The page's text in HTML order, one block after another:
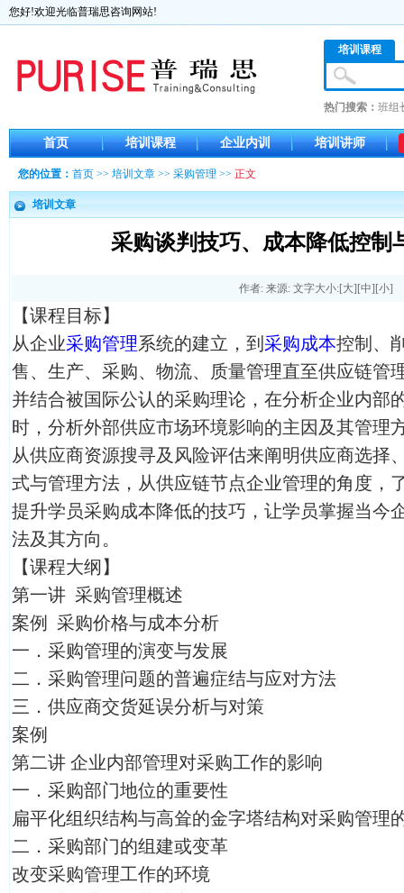
您好!欢迎光临普瑞思咨询网站!
培训课程
热门搜索： 班组
首页 培训课程 企业内训 培训讲师
您的位置： 首页 >> 培训文章 >> 采购管理 >> 正文
培训文章
采购谈判技巧、成本降低控制
作者: 来源: 文字大小:[大][中][小]
【课程目标】
从企业采购管理系统的建立，到 采购成本控制、
售、生产、采购、物流、质量管理直至供应链管
并结合被国际公认的采购理论，在分析企业内部
时，分析外部供应市场环境影响的主因及其管理
从供应商资源搜寻及风险评估来阐明供应商选择
式与管理方法，从供应链节点企业管理的角度，
提升学员采购成本降低的技巧，让学员掌握当今
法及其方向。
【课程大纲】
第一讲 采购管理概述
案例 采购价格与成本分析
一．采购管理的演变与发展
二．采购管理问题的普遍症结与应对方法
三．供应商交货延误分析与对策
案例
第二讲 企业内部管理对采购工作的影响
一．采购部门地位的重要性
扁平化组织结构与高耸的金字塔结构对采购管理
二．采购部门的组建或变革
改变采购管理工作的环境